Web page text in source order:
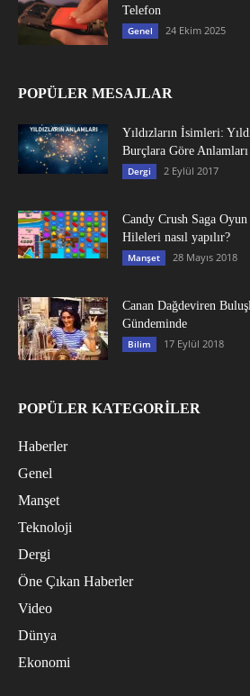
Telefon
Genel 24 Ekim 2025
POPÜLER MESAJLAR
Yıldızların İsimleri:
Burçlara Göre Anlamları
Dergi 2 Eylül 2017
Candy Crush Saga
Hileleri nasıl yapılır?
Manşet 28 Mayıs 2018
Canan Dağdeviren
Gündeminde
Bilim 17 Eylül 2018
POPÜLER KATEGORİLER
Haberler
Genel
Manşet
Teknoloji
Dergi
Öne Çıkan Haberler
Video
Dünya
Ekonomi